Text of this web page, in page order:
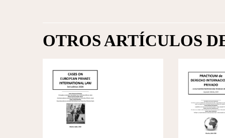
OTROS ARTÍCULOS